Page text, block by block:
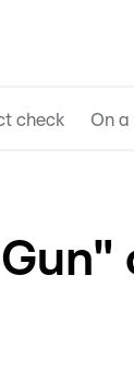
check On